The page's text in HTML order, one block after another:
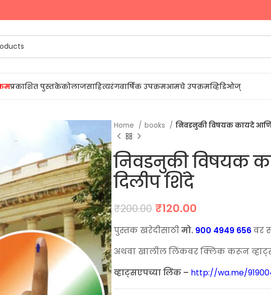
प्रकाशित पुस्तकेकोलाजसाहित्यरंगवार्षिक उपक्रमआमचे उपक्रमव्हिडिओज्
Home books निवडनुकी विषयक कायदे आणि
निवडनुकी विषयक
दिलीप शिंदे
₹200.00 Original
was:
₹200.00.
₹120.00
is:
₹120.00.
पुस्तक खरेदीसाठीमो. 900 4949 656वर
अथवा खालील लिंकवर क्लिक करून
व्हाट्सएपच्या लिंक – http://wa.me/